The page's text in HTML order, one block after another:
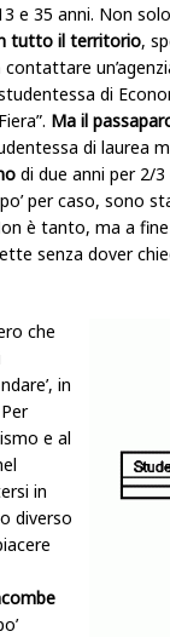
e 35 anni. Non
tutto il territorio,
di
Ma il
di laurea
di due anni per 2/
per caso, sono
è tanto, ma a
senza dover
che
in
e al
in
diverso